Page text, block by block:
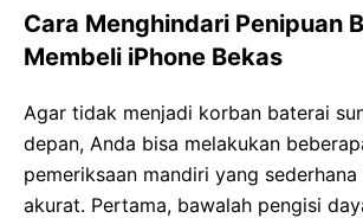
Cara Menghindari Penipuan
Membeli iPhone Bekas
Agar tidak menjadi korban baterai
depan, Anda bisa melakukan
pemeriksaan mandiri yang
akurat. Pertama, bawalah pengisi